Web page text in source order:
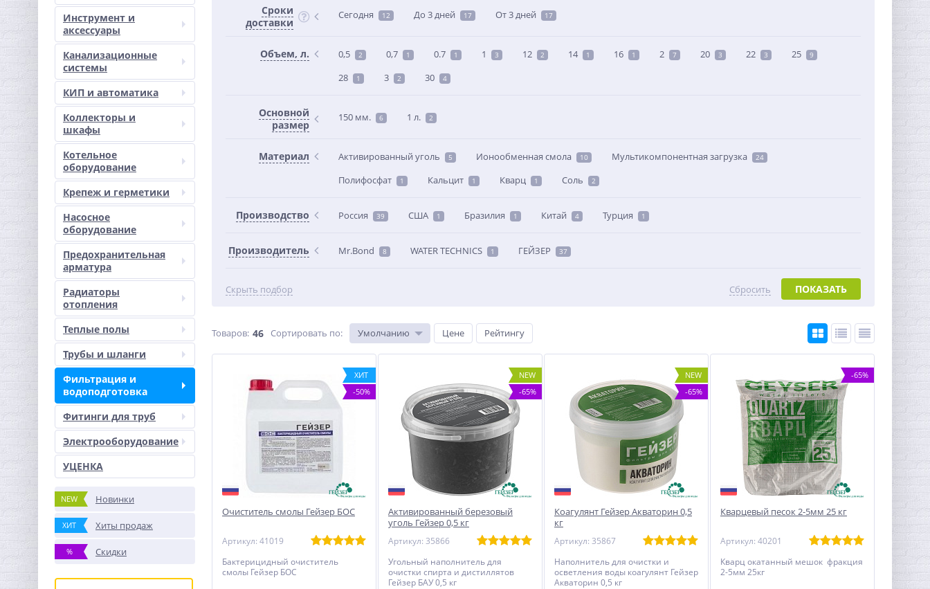
Инструмент и
аксессуары
Канализационные
системы
КИП и автоматика
Коллекторы и
шкафы
Котельное
оборудование
Крепеж и герметики
Насосное
оборудование
Предохранительная
арматура
Радиаторы
отопления
Теплые полы
Трубы и шланги
Фильтрация и
водоподготовка
Фитинги для труб
Электрооборудование
УЦЕНКА
NEW Новинки
ХИТ Хиты продаж
% Скидки
Сроки
доставки
Сегодня 12 До 3 дней 17 От 3 дней 17
Объем, л. 0,5 2 0,7 1 0.7 1 1 3 12 2 14 1 16 1 2 7 20 3 22 3 25 9
28 1 3 2 30 4
Основной
размер
150 мм. 6 1 л. 2
Материал Активированный уголь 5 Ионообменная смола 10 Мультикомпонентная загрузка 24
Полифосфат 1 Кальцит 1 Кварц 1 Соль 2
Производство Россия 39 США 1 Бразилия 1 Китай 4 Турция 1
Производитель Mr.Bond 8 WATER TECHNICS 1 ГЕЙЗЕР 37
Скрыть подбор ПОКАЗАТЬ
Сбросить
Товаров: 46 Сортировать по: Умолчанию Цене Рейтингу
ХИТ
-50%
Очиститель смолы Гейзер БОС
Артикул: 41019
Бактерицидный очиститель
смолы Гейзер БОС
NEW
-65%
Активированный березовый
уголь Гейзер 0,5 кг
Артикул: 35866
Угольный наполнитель для
очистки спирта и дистиллятов
Гейзер БАУ 0,5 кг
NEW
-65%
Коагулянт Гейзер Акваторин 0,5
кг
Артикул: 35867
Наполнитель для очистки и
осветления воды коагулянт Гейзер
Акваторин 0,5 кг
-65%
Кварцевый песок 2-5мм 25 кг
Артикул: 40201
Кварц окатанный мешок фракция
2-5мм 25кг